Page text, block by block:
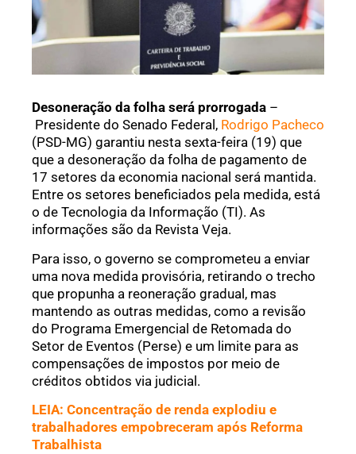
Desoneração da folha será prorrogada –
Presidente do Senado Federal, Rodrigo Pacheco
(PSD-MG) garantiu nesta sexta-feira (19) que
que a desoneração da folha de pagamento de
17 setores da economia nacional será mantida.
Entre os setores beneficiados pela medida, está
o de Tecnologia da Informação (TI). As
informações são da Revista Veja.
Para isso, o governo se comprometeu a enviar
uma nova medida provisória, retirando o trecho
que propunha a reoneração gradual, mas
mantendo as outras medidas, como a revisão
do Programa Emergencial de Retomada do
Setor de Eventos (Perse) e um limite para as
compensações de impostos por meio de
créditos obtidos via judicial.
LEIA: Concentração de renda explodiu e
trabalhadores empobreceram após Reforma
Trabalhista